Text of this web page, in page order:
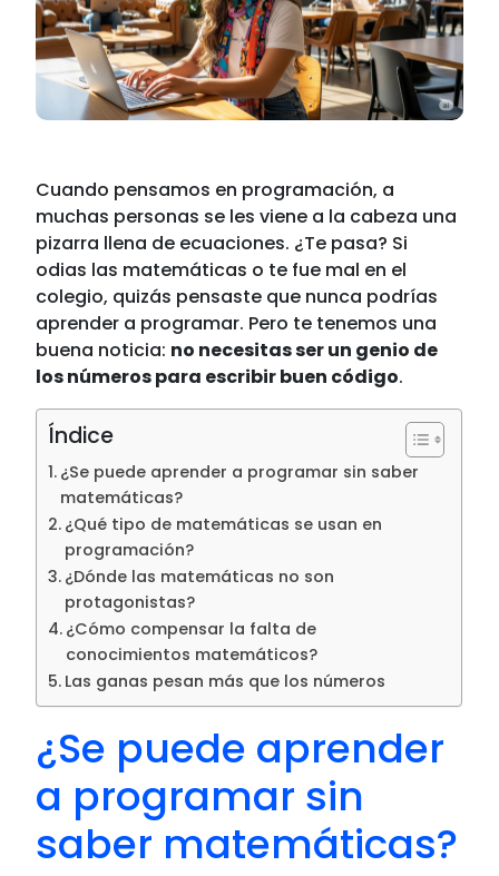
Cuando pensamos en programación, a
muchas personas se les viene a la cabeza una
pizarra llena de ecuaciones. ¿Te pasa? Si
odias las matemáticas o te fue mal en el
colegio, quizás pensaste que nunca podrías
aprender a programar. Pero te tenemos una
buena noticia: no necesitas ser un genio de
los números para escribir buen código.
Índice
¿Se puede aprender a programar sin saber
matemáticas?
¿Qué tipo de matemáticas se usan en
programación?
¿Dónde las matemáticas no son
protagonistas?
¿Cómo compensar la falta de
conocimientos matemáticos?
Las ganas pesan más que los números
¿Se puede aprender
a programar sin
saber matemáticas?